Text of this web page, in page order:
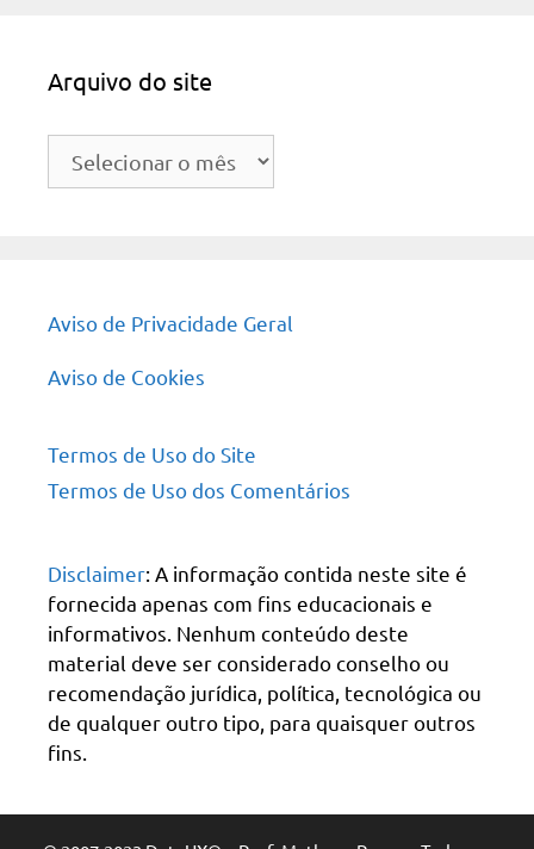
Arquivo do site
Arquivo
Aviso de Privacidade Geral
Aviso de Cookies
Termos de Uso do Site
Termos de Uso dos Comentários
Disclaimer: A informação contida neste site é
fornecida apenas com fins educacionais e
informativos. Nenhum conteúdo deste
material deve ser considerado conselho ou
recomendação jurídica, política, tecnológica ou
de qualquer outro tipo, para quaisquer outros
fins.